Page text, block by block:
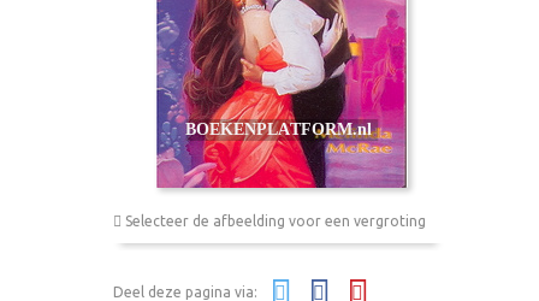
Selecteer de afbeelding voor een vergroting
Deel deze pagina via: